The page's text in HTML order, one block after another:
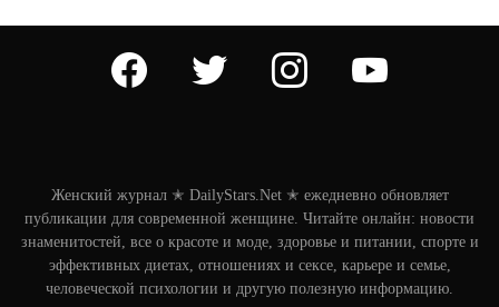
facebook twitter instagram youtube
Женский журнал ✭ DailyStars.Net ✭ ежедневно обновляет
публикации для современной женщине. Читайте онлайн: новости
знаменитостей, все о красоте и моде, здоровье и питании, спорте и
эффективных диетах, отношениях и сексе, карьере и семье,
человеческой психологии и другую полезную информацию.